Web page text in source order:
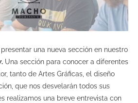
una nueva sección en nuestro
. Una sección para conocer a diferentes
tanto de Artes Gráficas, el diseño
que nos desvelarán todos sus
realizamos una breve entrevista con